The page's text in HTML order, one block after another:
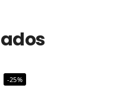
-25%